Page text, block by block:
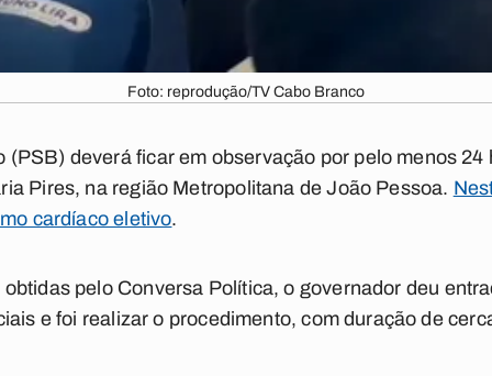
Foto: reprodução/TV Cabo Branco
(PSB) deverá ficar em observação por pelo menos 24
Pires, na região Metropolitana de João Pessoa.
cardíaco eletivo.
pelo Conversa Política, o governador deu
e foi realizar o procedimento, com duração de